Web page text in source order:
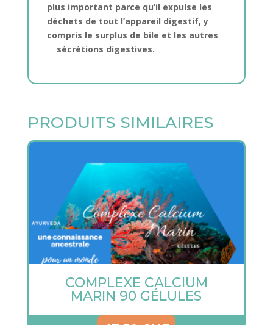
plus important parce qu’il expulse les
déchets de tout l’appareil digestif, y
compris le surplus de bile et les autres
sécrétions digestives.
PRODUITS SIMILAIRES
COMPLEXE CALCIUM
MARIN 90 GÉLULES